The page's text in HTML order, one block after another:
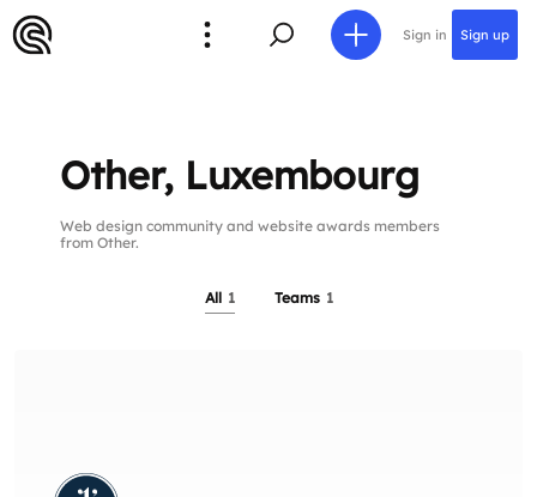
Sign in Sign up
Other, Luxembourg
Web design community and website awards members
from Other.
All 1 Teams 1